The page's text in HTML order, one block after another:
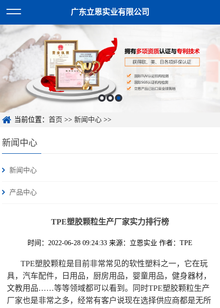
广东立恩实业有限公司
当前位置：首页 >>新闻中心 >>
新闻中心
新闻中心
产品中心
TPE塑胶颗粒生产厂家实力排行榜
时间：2022-06-28 09:24:33 来源：立恩实业 作者：TPE
TPE塑胶颗粒是目前非常常见的软性塑料之一，它在玩
具，汽车配件，日用品，厨房用品，婴童用品，健身器材，
文教用品……等等领域都可以看到。同时TPE塑胶颗粒生产
厂家也是非常之多，经常有客户说现在选择供应商都是无所